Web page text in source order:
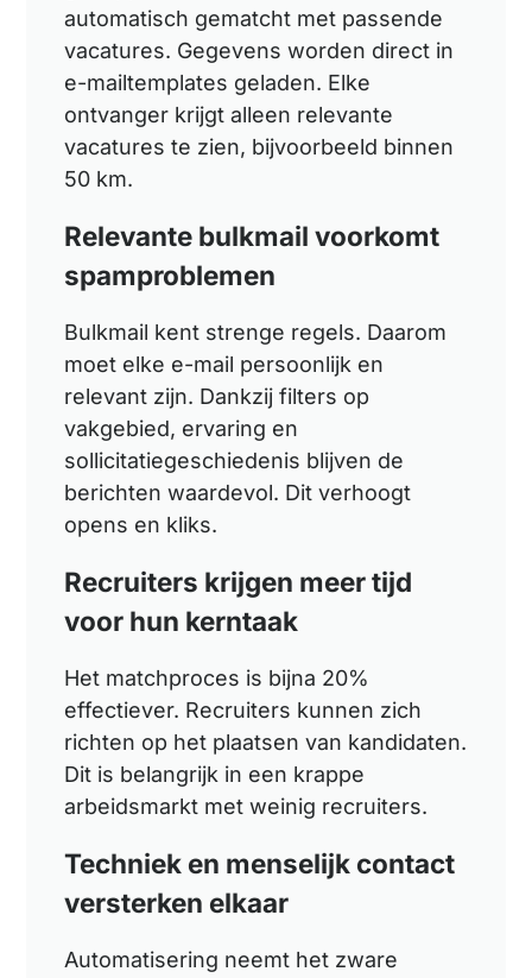
automatisch gematcht met passende
vacatures. Gegevens worden direct in
e-mailtemplates geladen. Elke
ontvanger krijgt alleen relevante
vacatures te zien, bijvoorbeeld binnen
50 km.
Relevante bulkmail voorkomt
spamproblemen
Bulkmail kent strenge regels. Daarom
moet elke e-mail persoonlijk en
relevant zijn. Dankzij filters op
vakgebied, ervaring en
sollicitatiegeschiedenis blijven de
berichten waardevol. Dit verhoogt
opens en kliks.
Recruiters krijgen meer tijd
voor hun kerntaak
Het matchproces is bijna 20%
effectiever. Recruiters kunnen zich
richten op het plaatsen van kandidaten.
Dit is belangrijk in een krappe
arbeidsmarkt met weinig recruiters.
Techniek en menselijk contact
versterken elkaar
Automatisering neemt het zware